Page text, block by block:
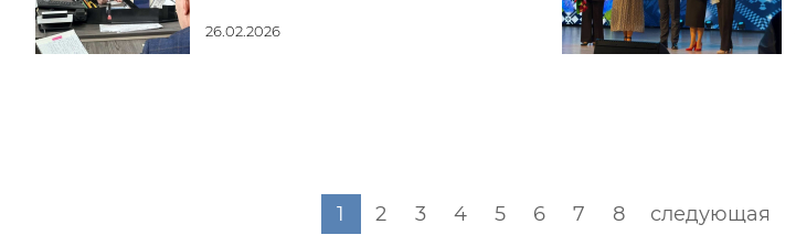
26.02.2026
1 2 3 4 5 6 7 8 следующая